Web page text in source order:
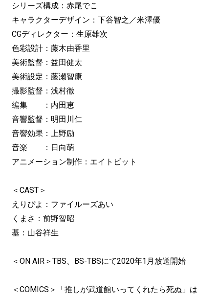
シリーズ構成：赤尾でこ
キャラクターデザイン：下谷智之／米澤優
CGディレクター：生原雄次
色彩設計：藤木由香里
美術監督：益田健太
美術設定：藤瀬智康
撮影監督：浅村徹
編集 ：内田恵
音響監督：明田川仁
音響効果：上野励
音楽 ：日向萌
アニメーション制作：エイトビット
＜CAST＞
えりぴよ：ファイルーズあい
くまさ：前野智昭
基：山谷祥生
＜ON AIR＞TBS、BS-TBSにて2020年1月放送開始
＜COMICS＞「推しが武道館いってくれたら死ぬ」は